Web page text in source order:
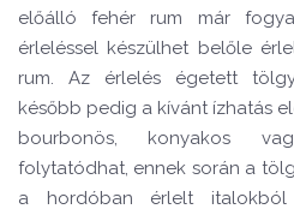
előálló fehér rum már
érleléssel készülhet belőle
rum. Az érlelés égetett
később pedig a kívánt ízhatás
bourbonös, konyakos
folytatódhat, ennek során a
a hordóban érlelt